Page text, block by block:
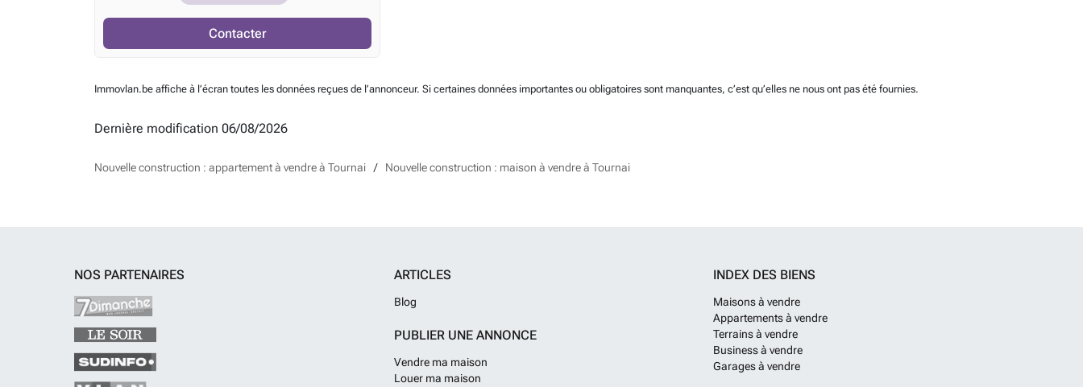
Contacter
Immovlan.be affiche à l’écran toutes les données reçues de l’annonceur. Si certaines données importantes ou obligatoires sont manquantes, c’est qu’elles ne nous ont pas été fournies.
Dernière modification 06/08/2026
Nouvelle construction : appartement à vendre à Tournai Nouvelle construction : maison à vendre à Tournai
NOS PARTENAIRES ARTICLES
Blog
PUBLIER UNE ANNONCE
Vendre ma maison
Louer ma maison
INDEX DES BIENS
Maisons à vendre
Appartements à vendre
Terrains à vendre
Business à vendre
Garages à vendre